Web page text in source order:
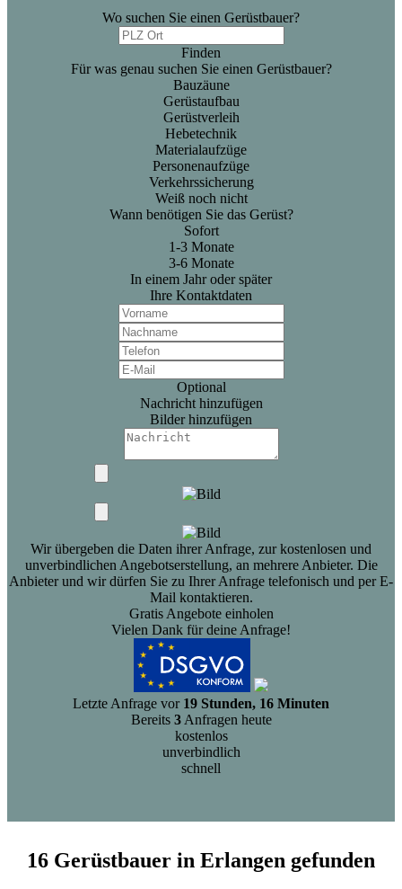
Wo suchen Sie einen Gerüstbauer?
Finden
Für was genau suchen Sie einen Gerüstbauer?
Bauzäune
Gerüstaufbau
Gerüstverleih
Hebetechnik
Materialaufzüge
Personenaufzüge
Verkehrssicherung
Weiß noch nicht
Wann benötigen Sie das Gerüst?
Sofort
1-3 Monate
3-6 Monate
In einem Jahr oder später
Ihre Kontaktdaten
Optional
Nachricht hinzufügen
Bilder hinzufügen
Wir übergeben die Daten ihrer Anfrage, zur kostenlosen und
unverbindlichen Angebotserstellung, an mehrere Anbieter. Die
Anbieter und wir dürfen Sie zu Ihrer Anfrage telefonisch und per E-
Mail kontaktieren.
Gratis Angebote einholen
Vielen Dank für deine Anfrage!
Letzte Anfrage vor 19 Stunden, 16 Minuten
Bereits 3Anfragen heute
kostenlos
unverbindlich
schnell
16 Gerüstbauer in Erlangen gefunden